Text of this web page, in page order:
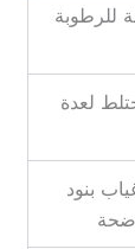
للرطوبة
لعدة
بنود